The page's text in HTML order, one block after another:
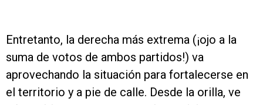
Entretanto, la derecha más extrema (¡ojo a la
suma de votos de ambos partidos!) va
aprovechando la situación para fortalecerse en
el territorio y a pie de calle. Desde la orilla, ve